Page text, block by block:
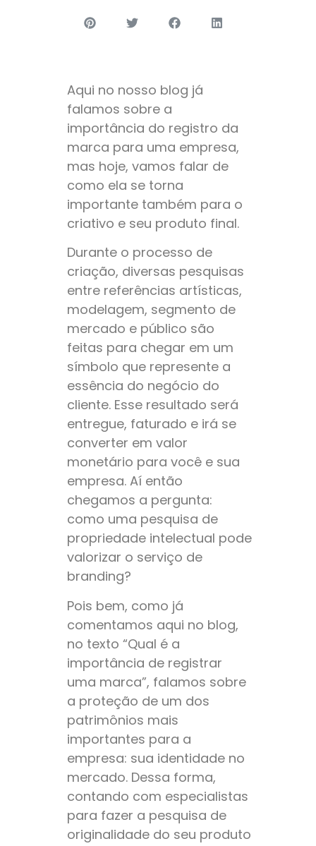
Aqui no nosso blog já
falamos sobre a
importância do registro da
marca para uma empresa,
mas hoje, vamos falar de
como ela se torna
importante também para o
criativo e seu produto final.
Durante o processo de
criação, diversas pesquisas
entre referências artísticas,
modelagem, segmento de
mercado e público são
feitas para chegar em um
símbolo que represente a
essência do negócio do
cliente. Esse resultado será
entregue, faturado e irá se
converter em valor
monetário para você e sua
empresa. Aí então
chegamos a pergunta:
como uma pesquisa de
propriedade intelectual pode
valorizar o serviço de
branding?
Pois bem, como já
comentamos aqui no blog,
no texto “Qual é a
importância de registrar
uma marca”, falamos sobre
a proteção de um dos
patrimônios mais
importantes para a
empresa: sua identidade no
mercado. Dessa forma,
contando com especialistas
para fazer a pesquisa de
originalidade do seu produto